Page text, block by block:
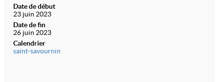
Date de début
23 juin 2023
Date de fin
26 juin 2023
Calendrier
saint-savournin